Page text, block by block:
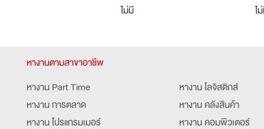
ไม่มี ไ
หางานตามสาขาอาชีพ
หางาน Part Time
หางาน การตลาด
หางาน โปรแกรมเมอร์
หางาน โลจิสติกส์
หางาน คลังสินค้า
หางาน คอมพิวเตอร์